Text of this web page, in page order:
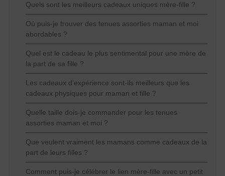
Quels sont les meilleurs cadeaux uniques mère-fille ?
Où puis-je trouver des tenues assorties maman et moi
abordables ?
Quel est le cadeau le plus sentimental pour une mère de
la part de sa fille ?
Les cadeaux d'expérience sont-ils meilleurs que les
cadeaux physiques pour maman et fille ?
Quelle taille dois-je commander pour les tenues
assorties maman et moi ?
Que veulent vraiment les mamans comme cadeaux de la
part de leurs filles ?
Comment puis-je célébrer le lien mère-fille avec un petit